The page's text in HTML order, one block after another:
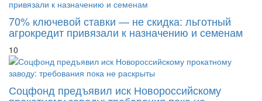
70% ключевой ставки — не скидка: льготный
агрокредит привязали к назначению и семенам
10
Соцфонд предъявил иск Новороссийскому